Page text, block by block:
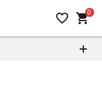
favorite_border 0
shopping_cart